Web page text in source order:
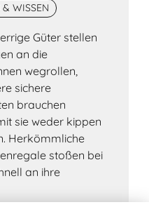
& WISSEN
Güter stellen
an die
wegrollen,
sichere
brauchen
sie weder kippen
Herkömmliche
stoßen bei
an ihre